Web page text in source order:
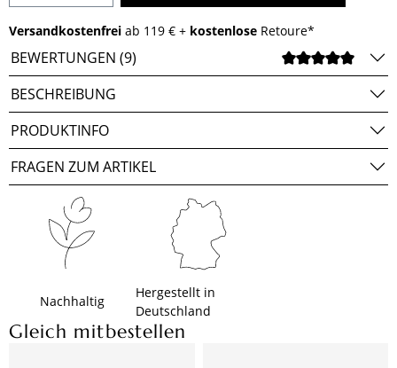
Versandkostenfrei ab 119 € + kostenlose Retoure*
BEWERTUNGEN (9)
BESCHREIBUNG
PRODUKTINFO
FRAGEN ZUM ARTIKEL
Nachhaltig
Hergestellt in
Deutschland
Gleich mitbestellen